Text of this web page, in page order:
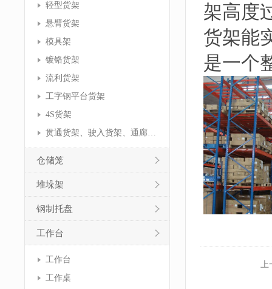
轻型货架
悬臂货架
模具架
镀铬货架
流利货架
工字钢平台货架
4S货架
贯通货架、驶入货架、通廊货架
仓储笼
堆垛架
钢制托盘
工作台
工作台
工作桌
架高度
货架能
是一个
上